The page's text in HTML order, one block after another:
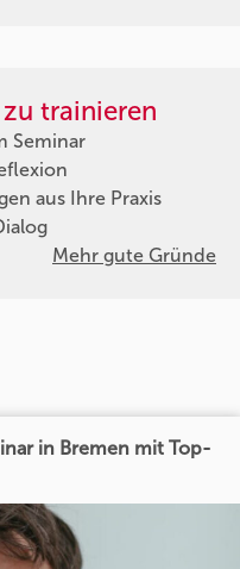
trainieren
Seminar
aus Ihre Praxis
Mehr gute Gründe
in Bremen mit Top-